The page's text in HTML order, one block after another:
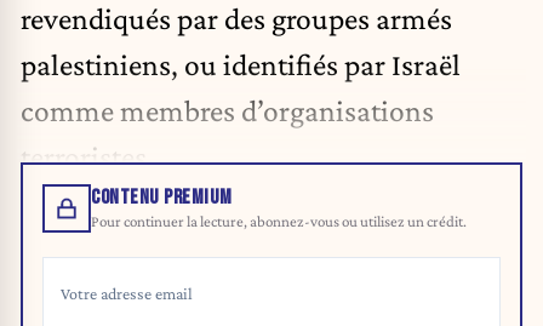
revendiqués par des groupes armés
palestiniens, ou identifiés par Israël
comme membres d’organisations
terroristes.
CONTENU PREMIUM
Pour continuer la lecture, abonnez-vous ou utilisez un crédit.